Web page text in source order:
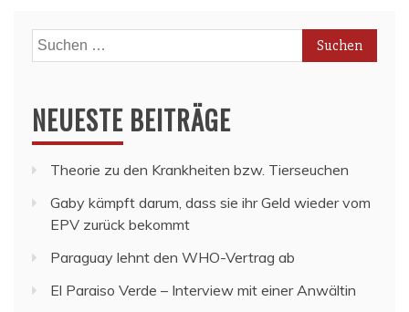
Suchen
nach:
NEUESTE BEITRÄGE
Theorie zu den Krankheiten bzw. Tierseuchen
Gaby kämpft darum, dass sie ihr Geld wieder vom
EPV zurück bekommt
Paraguay lehnt den WHO-Vertrag ab
El Paraiso Verde – Interview mit einer Anwältin